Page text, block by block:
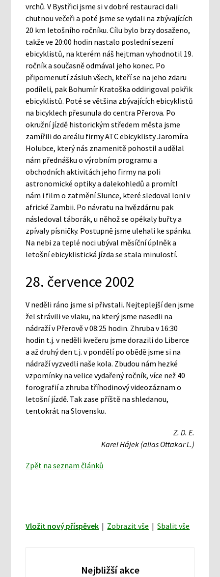
vrchů. V Bystřici jsme si v dobré restauraci dali
chutnou večeři a poté jsme se vydali na zbývajících
20 km letošního ročníku. Cílu bylo brzy dosaženo,
takže ve 20:00 hodin nastalo poslední sezení
ebicyklistů, na kterém náš hejtman vyhodnotil 19.
ročník a současně odmával jeho konec. Po
připomenutí zásluh všech, kteří se na jeho zdaru
podíleli, pak Bohumír Kratoška oddirigoval pokřik
ebicyklistů. Poté se většina zbývajících ebicyklistů
na bicyklech přesunula do centra Přerova. Po
okružní jízdě historickým středem města jsme
zamířili do areálu firmy ATC ebicyklisty Jaromíra
Holubce, který nás znamenitě pohostil a udělal
nám přednášku o výrobním programu a
obchodních aktivitách jeho firmy na poli
astronomické optiky a dalekohledů a promítl
nám i film o zatmění Slunce, které sledoval loni v
africké Zambii. Po návratu na hvězdárnu pak
následoval táborák, u něhož se opékaly buřty a
zpívaly písničky. Postupně jsme ulehali ke spánku.
Na nebi za teplé noci ubýval měsíční úplněk a
letošní ebicyklistická jízda se stala minulostí.
28. července 2002
V neděli ráno jsme si přivstali. Nejteplejší den jsme
žel strávili ve vlaku, na který jsme nasedli na
nádraží v Přerově v 08:25 hodin. Zhruba v 16:30
hodin t.j. v neděli kvečeru jsme dorazili do Liberce
a až druhý den t.j. v pondělí po obědě jsme si na
nádraží vyzvedli naše kola. Zbudou nám hezké
vzpomínky na velice vydařený ročník, více než 40
forografií a zhruba tříhodinový videozáznam o
letošní jízdě. Tak zase příště na shledanou,
tentokrát na Slovensku.
Z. D. E.
Karel Hájek (alias Ottakar L.)
Zpět na seznam článků
Vložit nový příspěvek | Zobrazit vše |Sbalit vše
Nejbližší akce